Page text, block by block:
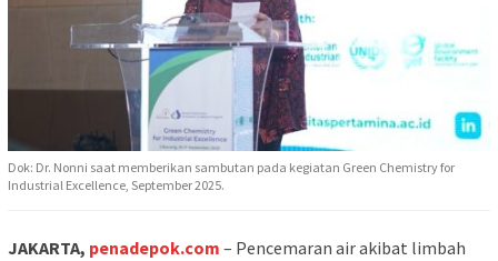
Dok: Dr. Nonni saat memberikan sambutan pada kegiatan Green Chemistry for
Industrial Excellence, September 2025.
JAKARTA, penadepok.com – Pencemaran air akibat limbah